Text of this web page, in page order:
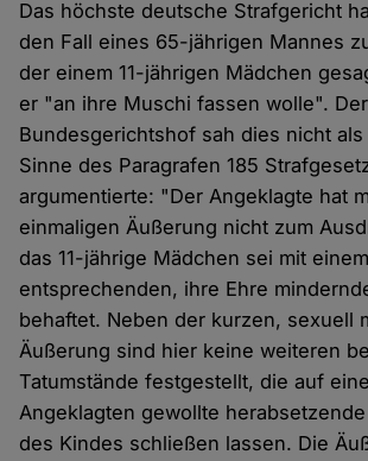
Das höchste deutsche Strafgericht
den Fall eines 65-jährigen Mannes
der einem 11-jährigen Mädchen
er "an ihre Muschi fassen wolle". Der
Bundesgerichtshof sah dies nicht
Sinne des Paragrafen 185
argumentierte: "Der Angeklagte hat
einmaligen Äußerung nicht zum
das 11-jährige Mädchen sei mit einem
entsprechenden, ihre Ehre
behaftet. Neben der kurzen, sexuell
Äußerung sind hier keine weiteren
Tatumstände festgestellt, die auf
Angeklagten gewollte
des Kindes schließen lassen. Die